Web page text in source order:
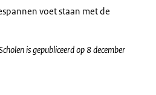
voet staan met de
is gepubliceerd op 8 december